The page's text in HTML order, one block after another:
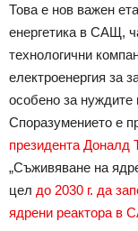
Това е нов важен
енергетика в САЩ,
технологични
електроенергия за
особено за нуждите
Споразумението е
президента Доналд
„Съживяване на
цел до 2030 г. да
ядрени реактора в